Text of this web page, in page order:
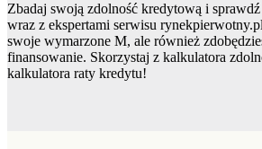
Zbadaj swoją zdolność kredytową i
wraz z ekspertami serwisu
swoje wymarzone M, ale również
finansowanie. Skorzystaj z kalkulatora
kalkulatora raty kredytu!